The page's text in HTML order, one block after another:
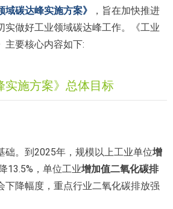
域碳达峰实施方案》
，旨在加快推进
实做好工业领域碳达峰工作。《工业
主要核心内容如下:
实施方案》总体目标
础。到2025年，规模以上工业单位增
13.5%，单位工业增加值二氧化碳排
下降幅度，重点行业二氧化碳排放强